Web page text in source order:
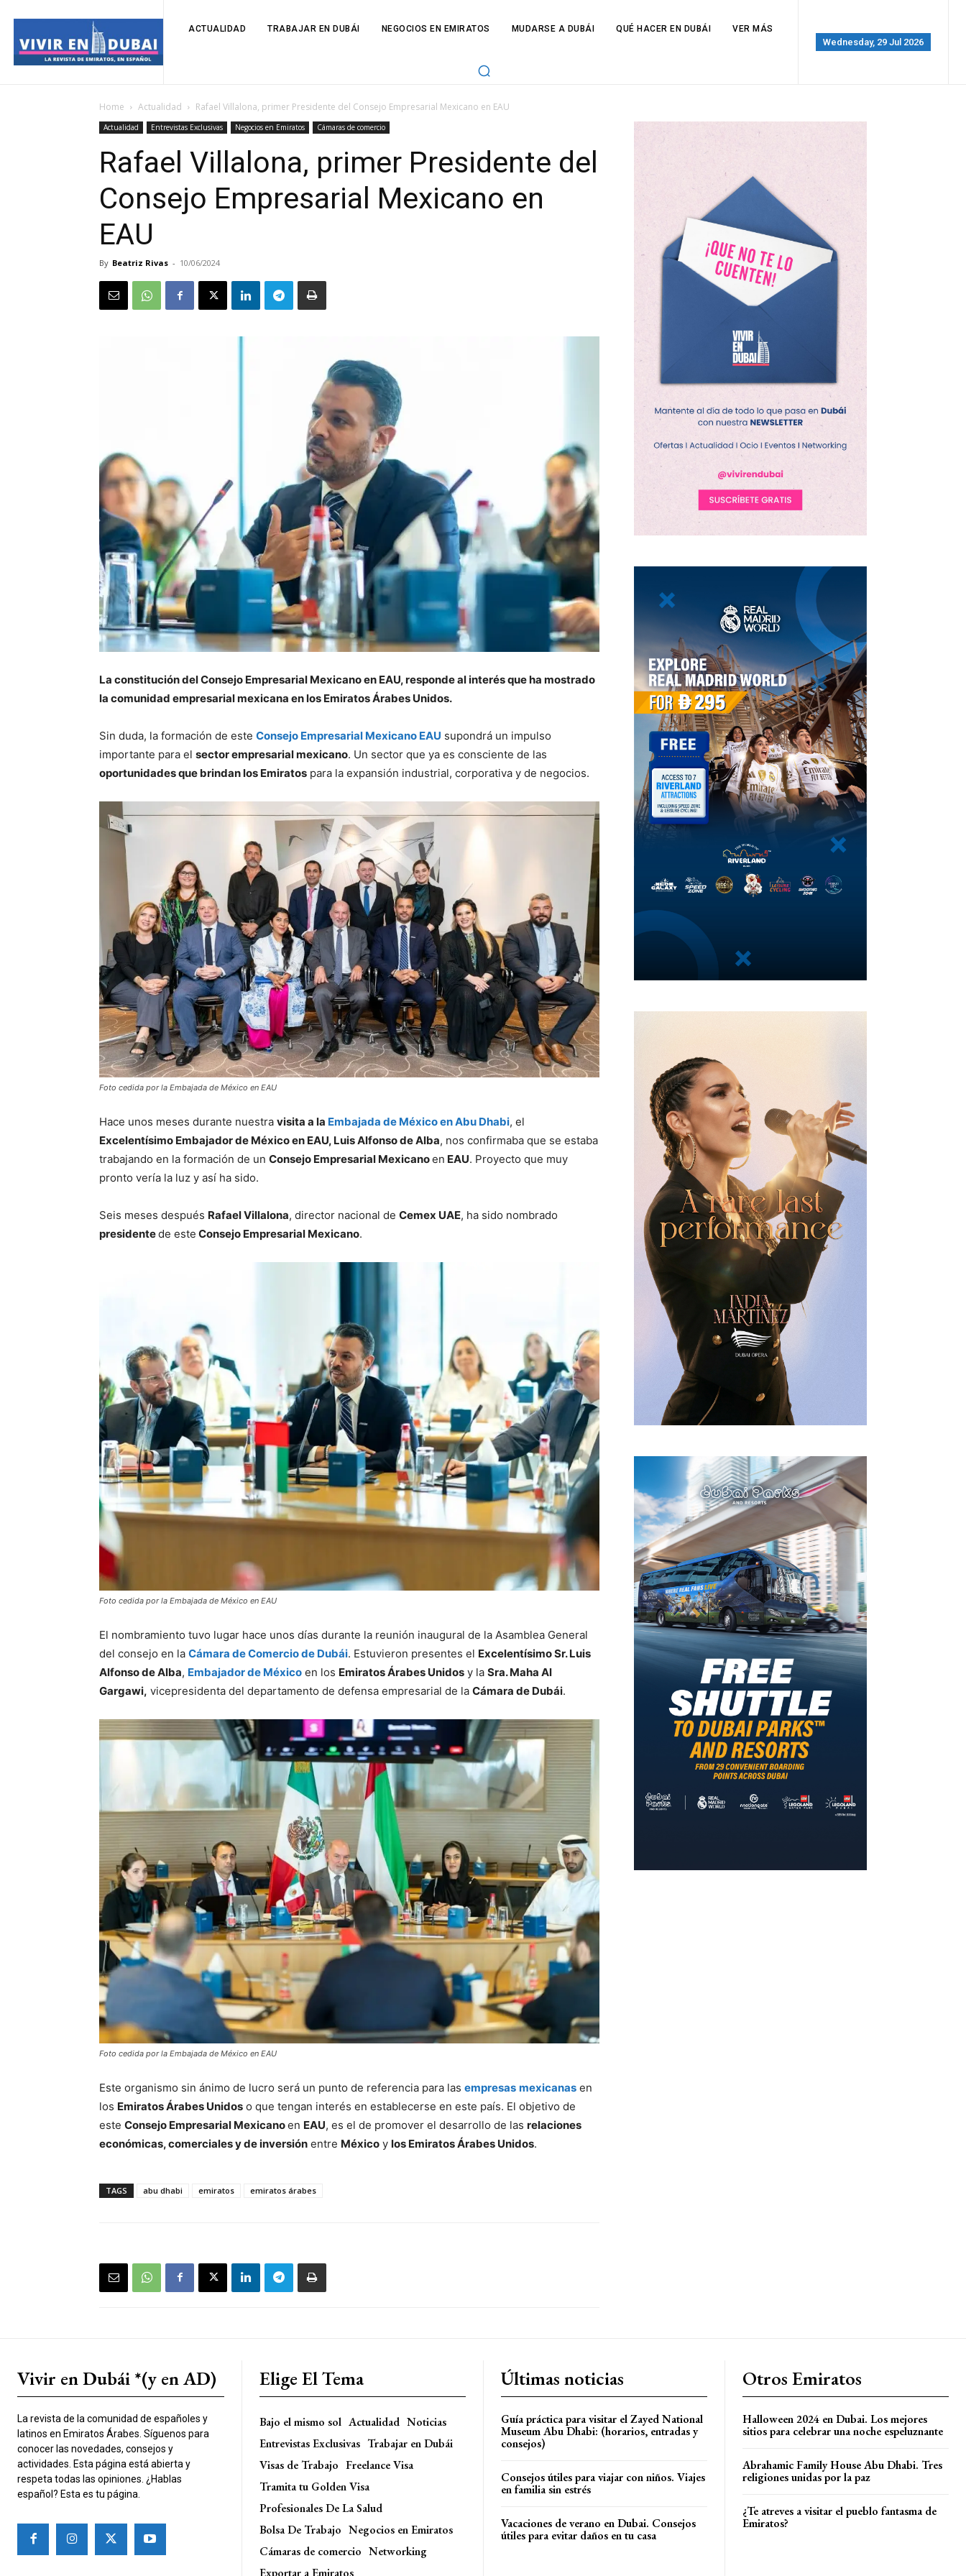
ACTUALIDAD TRABAJAR EN DUBÁI NEGOCIOS EN EMIRATOS MUDARSE A DUBÁI QUÉ HACER EN DUBÁI VER MÁS
Wednesday, 29 Jul 2026
Home Actualidad Rafael Villalona, primer Presidente del Consejo Empresarial Mexicano en EAU
Actualidad Entrevistas Exclusivas Negocios en Emiratos Cámaras de comercio
Rafael Villalona, primer Presidente del
Consejo Empresarial Mexicano en
EAU
By Beatriz Rivas - 10/06/2024
La constitución del Consejo Empresarial Mexicano en EAU, responde al interés que ha mostrado
la comunidad empresarial mexicana en los Emiratos Árabes Unidos.
Sin duda, la formación de este Consejo Empresarial Mexicano EAU supondrá un impulso
importante para el sector empresarial mexicano. Un sector que ya es consciente de las
oportunidades que brindan los Emiratos para la expansión industrial, corporativa y de negocios.
Foto cedida por la Embajada de México en EAU
Hace unos meses durante nuestra visita a la Embajada de México en Abu Dhabi, el
Excelentísimo Embajador de México en EAU, Luis Alfonso de Alba, nos confirmaba que se estaba
trabajando en la formación de un Consejo Empresarial Mexicanoen EAU. Proyecto que muy
pronto vería la luz y así ha sido.
Seis meses después Rafael Villalona, ​​director nacional de Cemex UAE, ha sido nombrado
presidentede este Consejo Empresarial Mexicano.
Foto cedida por la Embajada de México en EAU
El nombramiento tuvo lugar hace unos días durante la reunión inaugural de la Asamblea General
del consejo en la Cámara de Comercio de Dubái. Estuvieron presentes el Excelentísimo Sr. Luis
Alfonso de Alba, Embajador de México en los Emiratos Árabes Unidos y la Sra. Maha Al
Gargawi, vicepresidenta del departamento de defensa empresarial de la Cámara de Dubái.
Foto cedida por la Embajada de México en EAU
Este organismo sin ánimo de lucro será un punto de referencia para las empresas mexicanas en
los Emiratos Árabes Unidos o que tengan interés en establecerse en este país. El objetivo de
este Consejo Empresarial Mexicanoen EAU, es el de promover el desarrollo de las relaciones
económicas, comerciales y de inversión entre México y los Emiratos Árabes Unidos.
TAGS abu dhabi emiratos emiratos árabes
Vivir en Dubái *(y en AD)
La revista de la comunidad de españoles y
latinos en Emiratos Árabes. Síguenos para
conocer las novedades, consejos y
actividades. Esta página está abierta y
respeta todas las opiniones. ¿Hablas
español? Esta es tu página.
Elige El Tema
Bajo el mismo sol Actualidad Noticias
Entrevistas Exclusivas Trabajar en Dubái
Visas de Trabajo Freelance Visa
Tramita tu Golden Visa
Profesionales De La Salud
Bolsa De Trabajo Negocios en Emiratos
Cámaras de comercio Networking
Exportar a Emiratos
Últimas noticias
Guía práctica para visitar el Zayed National
Museum Abu Dhabi: (horarios, entradas y
consejos)
Consejos útiles para viajar con niños. Viajes
en familia sin estrés
Vacaciones de verano en Dubai. Consejos
útiles para evitar daños en tu casa
Otros Emiratos
Halloween 2024 en Dubai. Los mejores
sitios para celebrar una noche espeluznante
Abrahamic Family House Abu Dhabi. Tres
religiones unidas por la paz
¿Te atreves a visitar el pueblo fantasma de
Emiratos?